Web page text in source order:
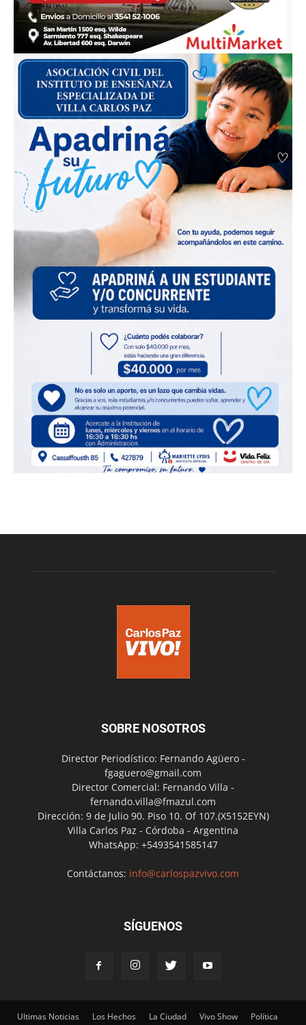
SOBRE NOSOTROS
Director Periodístico: Fernando Agüero -
fgaguero@gmail.com
Director Comercial: Fernando Villa -
fernando.villa@fmazul.com
Dirección: 9 de Julio 90. Piso 10. Of 107.(X5152EYN)
Villa Carlos Paz - Córdoba - Argentina
WhatsApp: +5493541585147
Contáctanos: info@carlospazvivo.com
SÍGUENOS
Ultimas Noticias Los Hechos La Ciudad Vivo Show
Política